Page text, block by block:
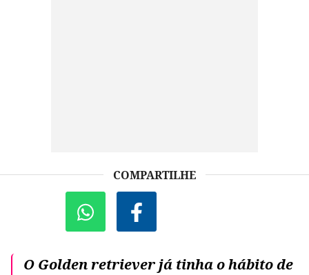
COMPARTILHE
O Golden retriever já tinha o hábito de